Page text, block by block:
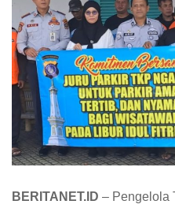
BERITANET.ID – Pengelola